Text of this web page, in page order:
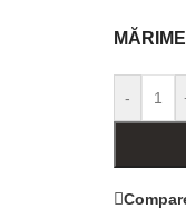
MĂRIME
-